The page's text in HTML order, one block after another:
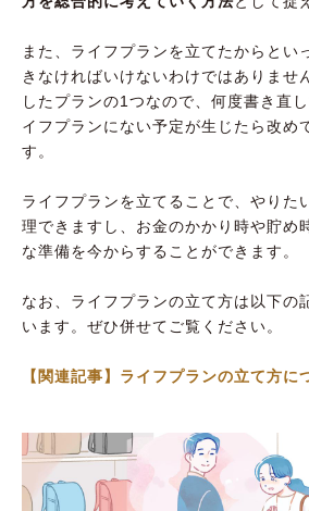
また、ライフプランを立てたからとい
きなければいけないわけではありませ
したプランの1つなので、何度書き直
イフプランにない予定が生じたら改め
す。
ライフプランを立てることで、やりた
理できますし、お金のかかり時や貯め
な準備を今からすることができます。
なお、ライフプランの立て方は以下の
います。ぜひ併せてご覧ください。
【関連記事】ライフプランの立て方に